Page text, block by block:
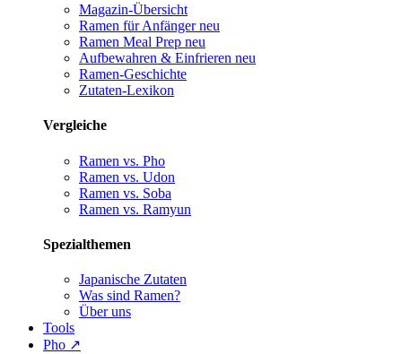
Magazin-Übersicht
Ramen für Anfänger neu
Ramen Meal Prep neu
Aufbewahren & Einfrieren neu
Ramen-Geschichte
Zutaten-Lexikon
Vergleiche
Ramen vs. Pho
Ramen vs. Udon
Ramen vs. Soba
Ramen vs. Ramyun
Spezialthemen
Japanische Zutaten
Was sind Ramen?
Über uns
Tools
Pho ↗